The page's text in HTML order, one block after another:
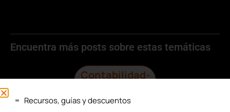
Encuentra más posts sobre estas temáticas
Contabilidad-
Recursos, guías y descuentos